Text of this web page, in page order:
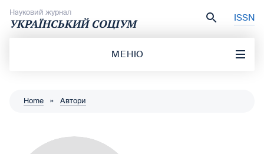
Науковий журнал
УКРАЇНСЬКИЙ СОЦІУМ ISSN
МЕНЮ
Home » Автори